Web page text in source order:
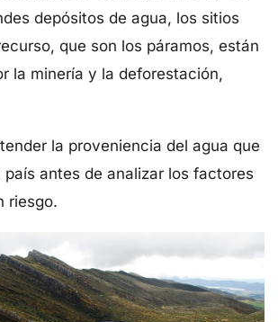
depósitos de agua, los sitios
que son los páramos, están
la minería y la deforestación,
la proveniencia del agua que
país antes de analizar los factores
riesgo.